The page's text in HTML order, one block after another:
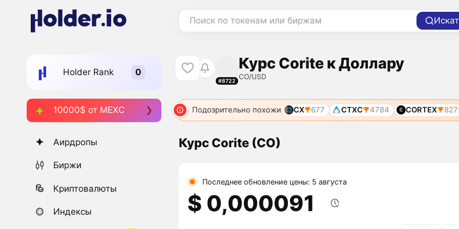
Поиск по токенам или биржам
Holder Rank
10000$ от MEXC
Аирдропы
Биржи
Криптовалюты
Индексы
#8722
Курс Corite к Доллару
CO/USD
Подозрительно похожи CX 677 CTXC 4784 CORTEX
Курс Corite (CO)
Последнее обновление цены: 5 августа
$ 0,000091